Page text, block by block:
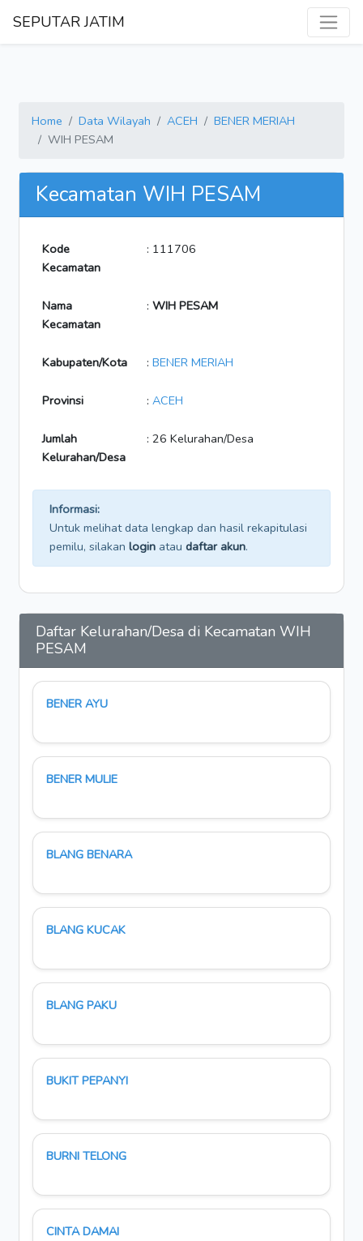
SEPUTAR JATIM
Home Data Wilayah ACEH
BENER MERIAH
WIH PESAM
Kecamatan WIH PESAM
Kode
Kecamatan
: 111706
Nama
Kecamatan
: WIH PESAM
Kabupaten/Kota : BENER MERIAH
Provinsi : ACEH
Jumlah
Kelurahan/Desa
: 26 Kelurahan/Desa
Informasi:
Untuk melihat data lengkap dan hasil rekapitulasi
pemilu, silakan login atau daftar akun.
Daftar Kelurahan/Desa di Kecamatan WIH
PESAM
BENER AYU
BENER MULIE
BLANG BENARA
BLANG KUCAK
BLANG PAKU
BUKIT PEPANYI
BURNI TELONG
CINTA DAMAI